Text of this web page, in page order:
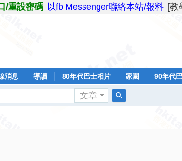
/重設密碼 以fb Messenger聯絡本站/報料 [教
消息 導讀 80年代巴士相片 家園 90年代
文章